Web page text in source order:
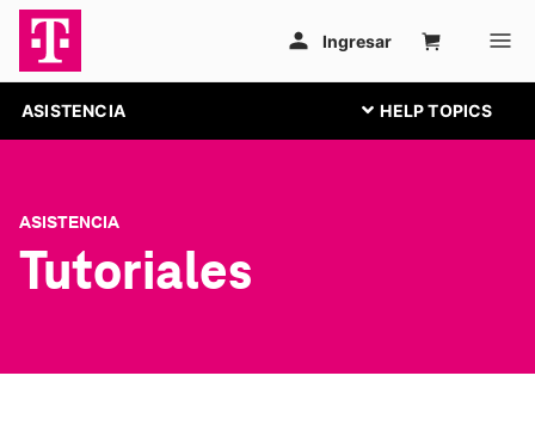
ASISTENCIA
ASISTENCIA
Tutoriales